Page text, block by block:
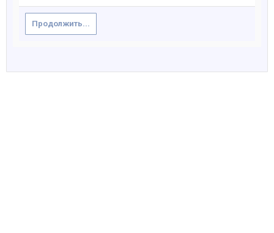
Продолжить...